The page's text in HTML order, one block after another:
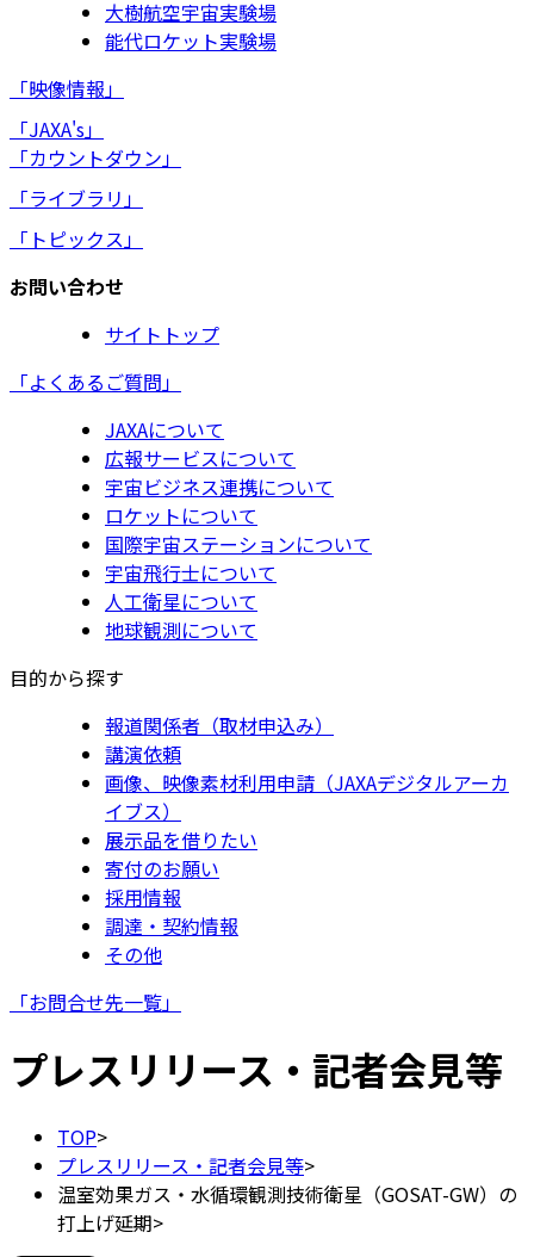
大樹航空宇宙実験場
能代ロケット実験場
「映像情報」
「JAXA's」
「カウントダウン」
「ライブラリ」
「トピックス」
お問い合わせ
サイトトップ
「よくあるご質問」
JAXAについて
広報サービスについて
宇宙ビジネス連携について
ロケットについて
国際宇宙ステーションについて
宇宙飛行士について
人工衛星について
地球観測について
目的から探す
報道関係者（取材申込み）
講演依頼
画像、映像素材利用申請（JAXAデジタルアーカ
イブス）
展示品を借りたい
寄付のお願い
採用情報
調達・契約情報
その他
「お問合せ先一覧」
プレスリリース・記者会見等
TOP>
プレスリリース・記者会見等>
温室効果ガス・水循環観測技術衛星（GOSAT-GW）の
打上げ延期>